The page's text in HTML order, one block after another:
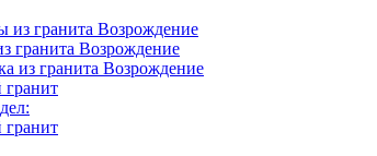
из гранита Возрождение
гранита Возрождение
из гранита Возрождение
гранит
гранит